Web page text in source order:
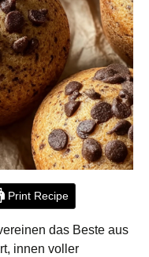
Print Recipe
das Beste aus
innen voller